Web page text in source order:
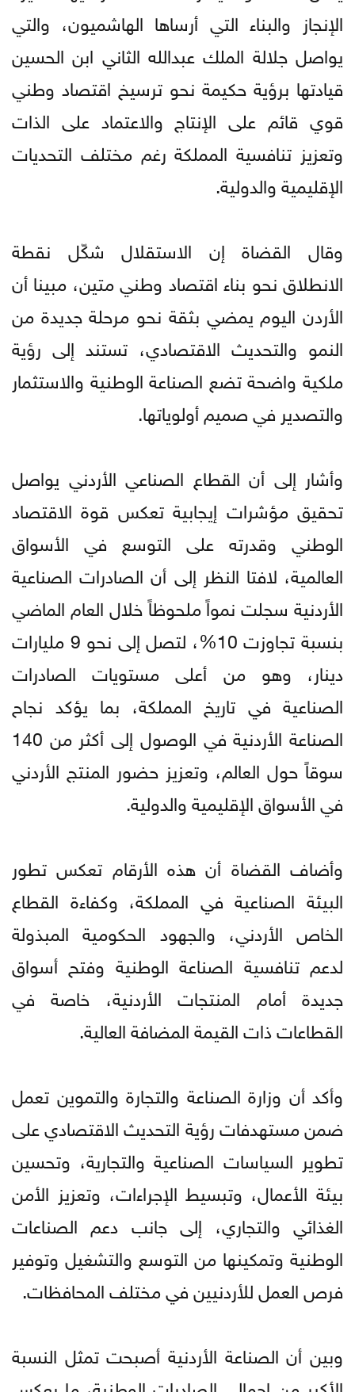
الإنجاز والبناء التي أرساها الهاشميون، والتي
يواصل جلالة الملك عبدالله الثاني ابن الحسين
قيادتها برؤية حكيمة نحو ترسيخ اقتصاد وطني
قوي قائم على الإنتاج والاعتماد على الذات
وتعزيز تنافسية المملكة رغم مختلف التحديات
الإقليمية والدولية.
وقال القضاة إن الاستقلال شكّل نقطة
الانطلاق نحو بناء اقتصاد وطني متين، مبينا أن
الأردن اليوم يمضي بثقة نحو مرحلة جديدة من
النمو والتحديث الاقتصادي، تستند إلى رؤية
ملكية واضحة تضع الصناعة الوطنية والاستثمار
والتصدير في صميم أولوياتها.
وأشار إلى أن القطاع الصناعي الأردني يواصل
تحقيق مؤشرات إيجابية تعكس قوة الاقتصاد
الوطني وقدرته على التوسع في الأسواق
العالمية، لافتا النظر إلى أن الصادرات الصناعية
الأردنية سجلت نمواً ملحوظاً خلال العام الماضي
بنسبة تجاوزت 10%، لتصل إلى نحو 9 مليارات
دينار، وهو من أعلى مستويات الصادرات
الصناعية في تاريخ المملكة، بما يؤكد نجاح
الصناعة الأردنية في الوصول إلى أكثر من 140
سوقاً حول العالم، وتعزيز حضور المنتج الأردني
في الأسواق الإقليمية والدولية.
وأضاف القضاة أن هذه الأرقام تعكس تطور
البيئة الصناعية في المملكة، وكفاءة القطاع
الخاص الأردني، والجهود الحكومية المبذولة
لدعم تنافسية الصناعة الوطنية وفتح أسواق
جديدة أمام المنتجات الأردنية، خاصة في
القطاعات ذات القيمة المضافة العالية.
وأكد أن وزارة الصناعة والتجارة والتموين تعمل
ضمن مستهدفات رؤية التحديث الاقتصادي على
تطوير السياسات الصناعية والتجارية، وتحسين
بيئة الأعمال، وتبسيط الإجراءات، وتعزيز الأمن
الغذائي والتجاري، إلى جانب دعم الصناعات
الوطنية وتمكينها من التوسع والتشغيل وتوفير
فرص العمل للأردنيين في مختلف المحافظات.
وبين أن الصناعة الأردنية أصبحت تمثل النسبة